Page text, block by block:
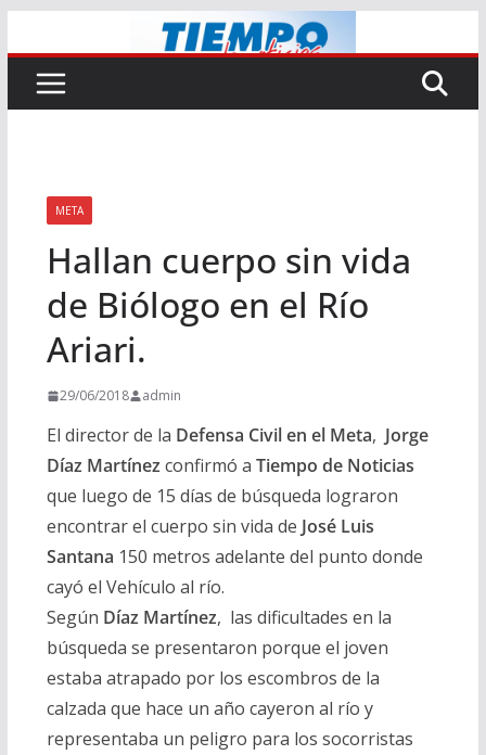
al
contenido
META
Hallan cuerpo sin vida
de Biólogo en el Río
Ariari.
29/06/2018 admin
El director de la Defensa Civil en el Meta, Jorge
Díaz Martínez confirmó a Tiempo de Noticias
que luego de 15 días de búsqueda lograron
encontrar el cuerpo sin vida de José Luis
Santana 150 metros adelante del punto donde
cayó el Vehículo al río.
Según Díaz Martínez, las dificultades en la
búsqueda se presentaron porque el joven
estaba atrapado por los escombros de la
calzada que hace un año cayeron al río y
representaba un peligro para los socorristas